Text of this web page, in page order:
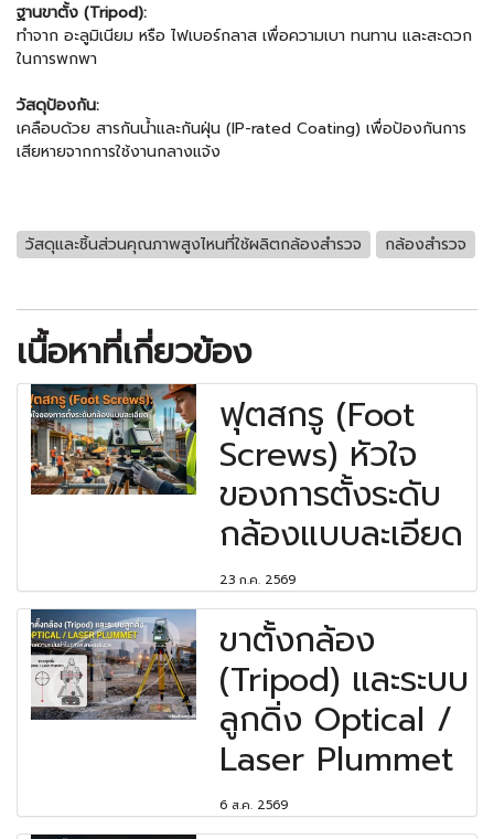
ฐานขาตั้ง (Tripod):
ทำจาก อะลูมิเนียม หรือ ไฟเบอร์กลาส เพื่อความเบา ทนทาน และสะดวก
ในการพกพา
วัสดุป้องกัน:
เคลือบด้วย สารกันน้ำและกันฝุ่น (IP-rated Coating) เพื่อป้องกันการ
เสียหายจากการใช้งานกลางแจ้ง
วัสดุและชิ้นส่วนคุณภาพสูงไหนที่ใช้ผลิตกล้องสำรวจ กล้องสำรวจ
เนื้อหาที่เกี่ยวข้อง
ฟุตสกรู (Foot
Screws) หัวใจ
ของการตั้งระดับ
กล้องแบบละเอียด
23 ก.ค. 2569
ขาตั้งกล้อง
(Tripod) และระบบ
ลูกดิ่ง Optical /
Laser Plummet
6 ส.ค. 2569